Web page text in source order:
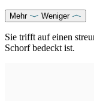
Mehr Weniger
Sie trifft auf einen
Schorf bedeckt ist.